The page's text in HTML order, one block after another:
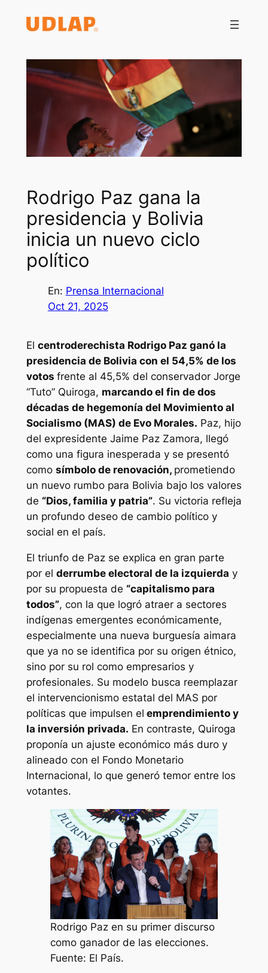
Rodrigo Paz gana la
presidencia y Bolivia
inicia un nuevo ciclo
político
En: Prensa Internacional
Oct 21, 2025
El centroderechista Rodrigo Paz ganó la
presidencia de Bolivia con el 54,5% de los
votos frente al 45,5% del conservador Jorge
“Tuto” Quiroga, marcando el fin de dos
décadas de hegemonía del Movimiento al
Socialismo (MAS) de Evo Morales. Paz, hijo
del expresidente Jaime Paz Zamora, llegó
como una figura inesperada y se presentó
como símbolo de renovación, prometiendo
un nuevo rumbo para Bolivia bajo los valores
de “Dios, familia y patria”. Su victoria refleja
un profundo deseo de cambio político y
social en el país.
El triunfo de Paz se explica en gran parte
por el derrumbe electoral de la izquierda y
por su propuesta de “capitalismo para
todos”, con la que logró atraer a sectores
indígenas emergentes económicamente,
especialmente una nueva burguesía aimara
que ya no se identifica por su origen étnico,
sino por su rol como empresarios y
profesionales. Su modelo busca reemplazar
el intervencionismo estatal del MAS por
políticas que impulsen el emprendimiento y
la inversión privada. En contraste, Quiroga
proponía un ajuste económico más duro y
alineado con el Fondo Monetario
Internacional, lo que generó temor entre los
votantes.
Rodrigo Paz en su primer discurso
como ganador de las elecciones.
Fuente: El País.